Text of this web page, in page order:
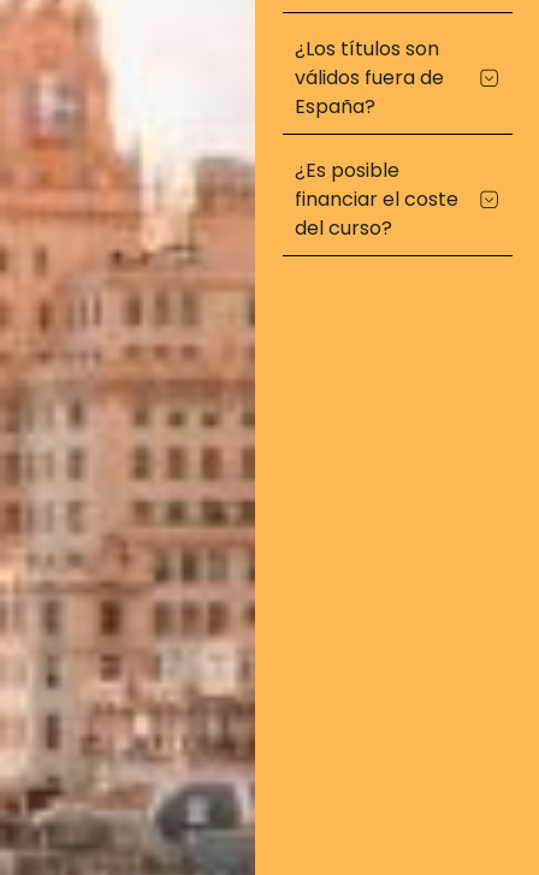
¿Los títulos son
válidos fuera de
España?
¿Es posible
financiar el coste
del curso?